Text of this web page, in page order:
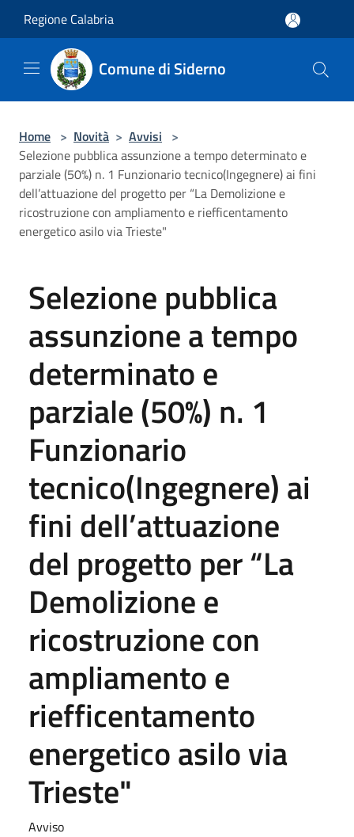
Regione Calabria
Comune di Siderno
Home > Novità > Avvisi >
Selezione pubblica assunzione a tempo determinato e
parziale (50%) n. 1 Funzionario tecnico(Ingegnere) ai fini
dell’attuazione del progetto per “La Demolizione e
ricostruzione con ampliamento e riefficentamento
energetico asilo via Trieste"
Selezione pubblica
assunzione a tempo
determinato e
parziale (50%) n. 1
Funzionario
tecnico(Ingegnere) ai
fini dell’attuazione
del progetto per “La
Demolizione e
ricostruzione con
ampliamento e
riefficentamento
energetico asilo via
Trieste"
Avviso